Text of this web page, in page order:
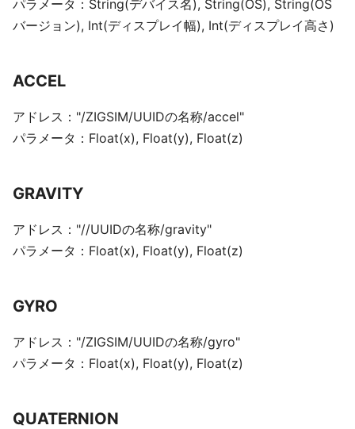
パラメータ：String(デバイス名), String(OS), String(OS
バージョン), Int(ディスプレイ幅), Int(ディスプレイ高さ)
ACCEL
アドレス："/ZIGSIM/UUIDの名称/accel"
パラメータ：Float(x), Float(y), Float(z)
GRAVITY
アドレス："//UUIDの名称/gravity"
パラメータ：Float(x), Float(y), Float(z)
GYRO
アドレス："/ZIGSIM/UUIDの名称/gyro"
パラメータ：Float(x), Float(y), Float(z)
QUATERNION